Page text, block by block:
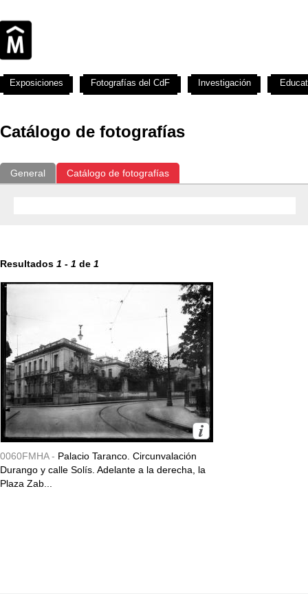
Catálogo de fotografías
General Catálogo de fotografías
Resultados 1 - 1 de 1
0060FMHA - Palacio Taranco. Circunvalación
Durango y calle Solís. Adelante a la derecha, la
Plaza Zab...
Exposiciones Fotografías del CdF Investigación